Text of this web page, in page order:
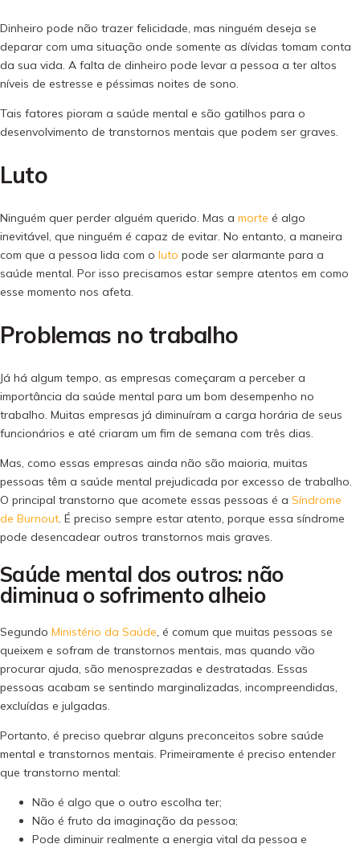
Dinheiro pode não trazer felicidade, mas ninguém deseja se
deparar com uma situação onde somente as dívidas tomam conta
da sua vida. A falta de dinheiro pode levar a pessoa a ter altos
níveis de estresse e péssimas noites de sono.
Tais fatores pioram a saúde mental e são gatilhos para o
desenvolvimento de transtornos mentais que podem ser graves.
Luto
Ninguém quer perder alguém querido. Mas a morte é algo
inevitável, que ninguém é capaz de evitar. No entanto, a maneira
com que a pessoa lida com o luto pode ser alarmante para a
saúde mental. Por isso precisamos estar sempre atentos em como
esse momento nos afeta.
Problemas no trabalho
Já há algum tempo, as empresas começaram a perceber a
importância da saúde mental para um bom desempenho no
trabalho. Muitas empresas já diminuíram a carga horária de seus
funcionários e até criaram um fim de semana com três dias.
Mas, como essas empresas ainda não são maioria, muitas
pessoas têm a saúde mental prejudicada por excesso de trabalho.
O principal transtorno que acomete essas pessoas é a Síndrome
de Burnout. É preciso sempre estar atento, porque essa síndrome
pode desencadear outros transtornos mais graves.
Saúde mental dos outros: não
diminua o sofrimento alheio
Segundo Ministério da Saúde, é comum que muitas pessoas se
queixem e sofram de transtornos mentais, mas quando vão
procurar ajuda, são menosprezadas e destratadas. Essas
pessoas acabam se sentindo marginalizadas, incompreendidas,
excluídas e julgadas.
Portanto, é preciso quebrar alguns preconceitos sobre saúde
mental e transtornos mentais. Primeiramente é preciso entender
que transtorno mental:
Não é algo que o outro escolha ter;
Não é fruto da imaginação da pessoa;
Pode diminuir realmente a energia vital da pessoa e